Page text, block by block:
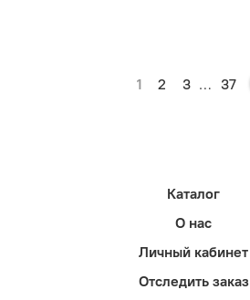
1 2 3 … 37
Каталог
О нас
Личный кабинет
Отследить заказ